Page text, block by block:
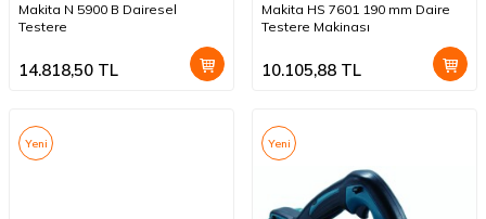
Makita N 5900 B Dairesel
Testere
14.818,50 TL
Makita HS 7601 190 mm Daire
Testere Makinası
10.105,88 TL
Yeni Yeni